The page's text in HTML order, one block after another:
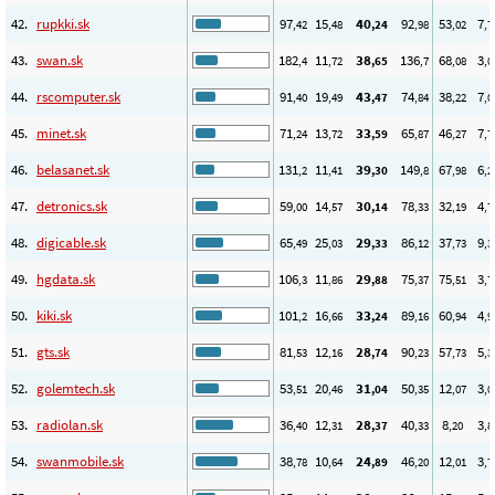
42. rupkki.sk 97,42 15,48 40,24 92,98 53,02 7
43. swan.sk 182,4 11,72 38,65 136,7 68,08 3
44. rscomputer.sk 91,40 19,49 43,47 74,84 38,22 7
45. minet.sk 71,24 13,72 33,59 65,87 46,27 7
46. belasanet.sk 131,2 11,41 39,30 149,8 67,98 6
47. detronics.sk 59,00 14,57 30,14 78,33 32,19 4
48. digicable.sk 65,49 25,03 29,33 86,12 37,73 9
49. hgdata.sk 106,3 11,86 29,88 75,37 75,51 3
50. kiki.sk 101,2 16,66 33,24 89,16 60,94 4
51. gts.sk 81,53 12,16 28,74 90,23 57,73 5
52. golemtech.sk 53,51 20,46 31,04 50,35 12,07 3
53. radiolan.sk 36,40 12,31 28,37 40,33 8,20 3
54. swanmobile.sk 38,78 10,64 24,89 46,20 12,01 3